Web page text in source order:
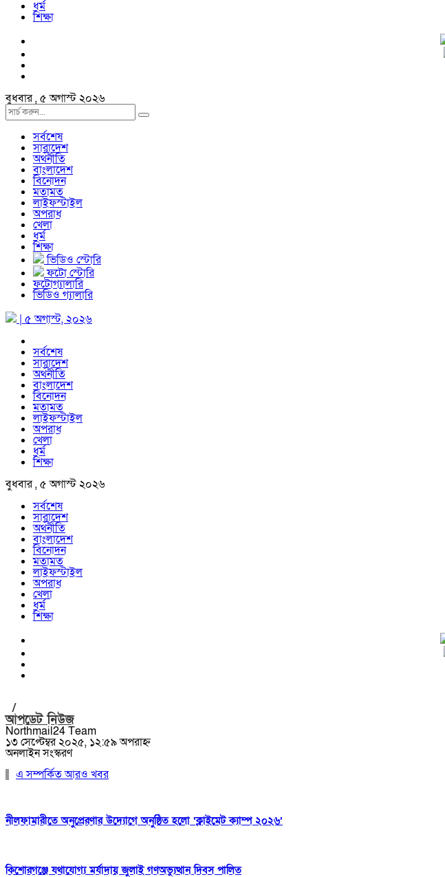
ধর্ম
শিক্ষা
বুধবার , ৫ অগাস্ট ২০২৬
সর্বশেষ
সারাদেশ
অর্থনীতি
বাংলাদেশ
বিনোদন
মতামত
লাইফস্টাইল
অপরাধ
খেলা
ধর্ম
শিক্ষা
ভিডিও স্টোরি
ফটো স্টোরি
ফটোগ্যালারি
ভিডিও গ্যালারি
| ৫ অগাস্ট, ২০২৬
সর্বশেষ
সারাদেশ
অর্থনীতি
বাংলাদেশ
বিনোদন
মতামত
লাইফস্টাইল
অপরাধ
খেলা
ধর্ম
শিক্ষা
বুধবার , ৫ অগাস্ট ২০২৬
সর্বশেষ
সারাদেশ
অর্থনীতি
বাংলাদেশ
বিনোদন
মতামত
লাইফস্টাইল
অপরাধ
খেলা
ধর্ম
শিক্ষা
/
আপডেট নিউজ
Northmail24 Team
১৩ সেপ্টেম্বর ২০২৫, ১২:৫৯ অপরাহ্ন
অনলাইন সংস্করণ
এ সম্পর্কিত আরও খবর
নীলফামারীতে অনুপ্রেরণার উদ্যোগে অনুষ্ঠিত হলো ‘ক্লাইমেট ক্যাম্প ২০২৬’
কিশোরগঞ্জে যথাযোগ্য মর্যাদায় জুলাই গণঅভ্যুত্থান দিবস পালিত